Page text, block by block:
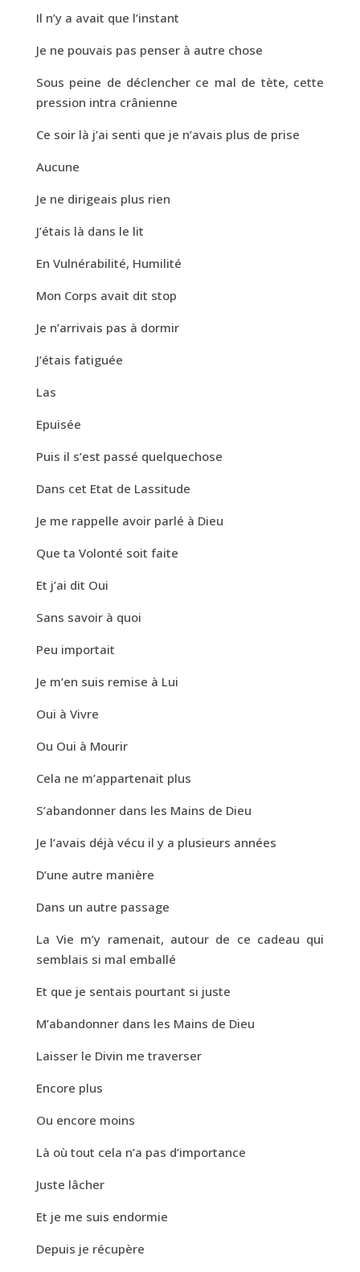
Il n’y a avait que l’instant
Je ne pouvais pas penser à autre chose
Sous peine de déclencher ce mal de tète, cette
pression intra crânienne
Ce soir là j’ai senti que je n’avais plus de prise
Aucune
Je ne dirigeais plus rien
J’étais là dans le lit
En Vulnérabilité, Humilité
Mon Corps avait dit stop
Je n’arrivais pas à dormir
J’étais fatiguée
Las
Epuisée
Puis il s’est passé quelquechose
Dans cet Etat de Lassitude
Je me rappelle avoir parlé à Dieu
Que ta Volonté soit faite
Et j’ai dit Oui
Sans savoir à quoi
Peu importait
Je m’en suis remise à Lui
Oui à Vivre
Ou Oui à Mourir
Cela ne m’appartenait plus
S’abandonner dans les Mains de Dieu
Je l’avais déjà vécu il y a plusieurs années
D’une autre manière
Dans un autre passage
La Vie m’y ramenait, autour de ce cadeau qui
semblais si mal emballé
Et que je sentais pourtant si juste
M’abandonner dans les Mains de Dieu
Laisser le Divin me traverser
Encore plus
Ou encore moins
Là où tout cela n’a pas d’importance
Juste lâcher
Et je me suis endormie
Depuis je récupère